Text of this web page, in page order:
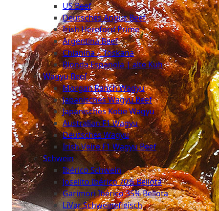
Stuttgart
US Beef
Deutsches Angus Beef
Irish Hereford Prime
Argentina Beef
Chianina | Toskana
Blonda Espanola | alte Kuh
Wagyu Beef
Morgan Ranch Wagyu
Japanisches Wagyu Beef
Japanisches Kobe Wagyu
Australian F1 Wagyu
Deutsches Wagyu
Irish Veire F1 Wagyu Beef
Schwein
Ibérico Schwein
Joselito Ibérico 70% Bellota
Garimori Ibérico 35% Bellota
LiVar Schweinefleisch